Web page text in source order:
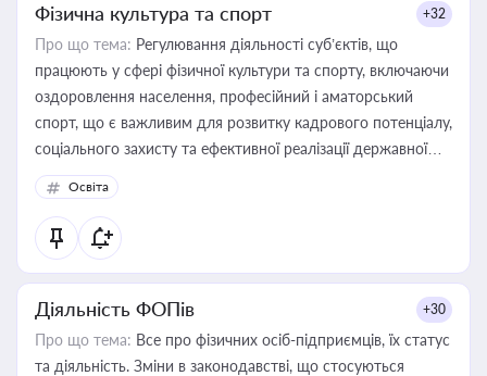
Фізична культура та спорт +32
Про що тема: Регулювання діяльності суб’єктів, що
працюють у сфері фізичної культури та спорту, включаючи
оздоровлення населення, професійний і аматорський
спорт, що є важливим для розвитку кадрового потенціалу,
соціального захисту та ефективної реалізації державної
політики у цій галузі
Освіта
Діяльність ФОПів +30
Про що тема: Все про фізичних осіб-підприємців, їх статус
та діяльність. Зміни в законодавстві, що стосуються